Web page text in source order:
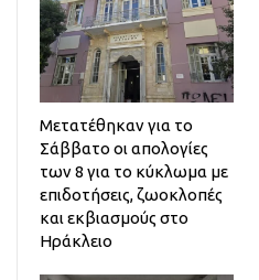
Μετατέθηκαν για το
Σάββατο οι απολογίες
των 8 για το κύκλωμα με
επιδοτήσεις, ζωοκλοπές
και εκβιασμούς στο
Ηράκλειο